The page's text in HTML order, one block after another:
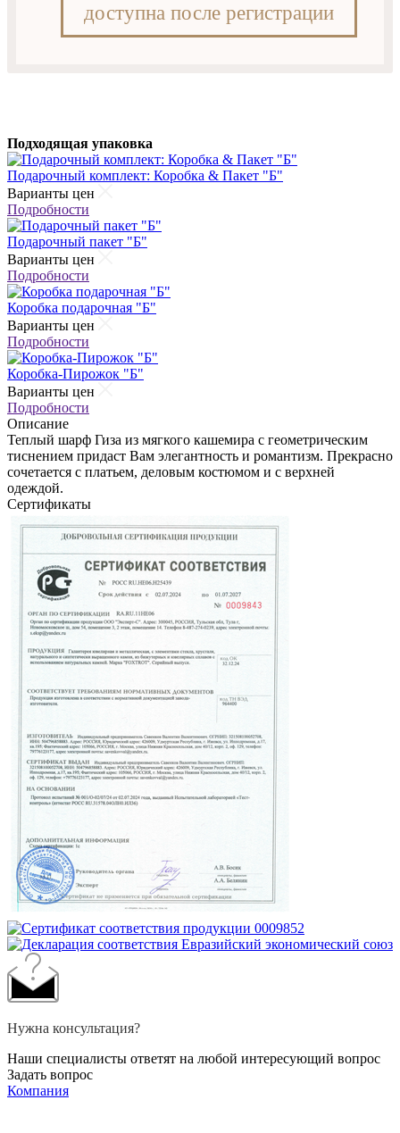
доступна после регистрации
Подходящая упаковка
Подарочный комплект: Коробка & Пакет "Б"
Варианты цен
Подробности
Подарочный пакет "Б"
Варианты цен
Подробности
Коробка подарочная "Б"
Варианты цен
Подробности
Коробка-Пирожок "Б"
Варианты цен
Подробности
Описание
Теплый шарф Гиза из мягкого кашемира c геометрическим
тиснением придаст Вам элегантность и романтизм. Прекрасно
сочетается с платьем, деловым костюмом и с верхней
одеждой.
Сертификаты
Нужна консультация?
Наши специалисты ответят на любой интересующий вопрос
Задать вопрос
Компания